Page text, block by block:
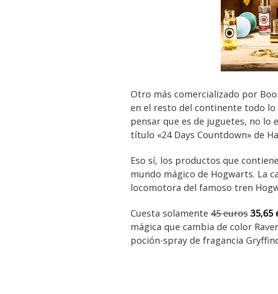
Otro más comercializado por
en el resto del continente todo
pensar que es de juguetes, no lo
título «24 Days Countdown» de
Eso sí, los productos que
mundo mágico de Hogwarts. La
locomotora del famoso tren
Cuesta solamente 45 euros 35,65
mágica que cambia de color
poción-spray de fragancia